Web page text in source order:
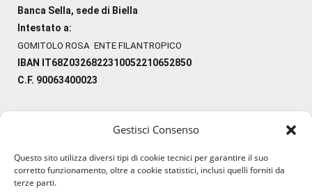
Gestisci Consenso
Questo sito utilizza diversi tipi di cookie tecnici per garantire il suo
corretto funzionamento, oltre a cookie statistici, inclusi quelli forniti da
terze parti.
Banca Sella, sede di Biella
Intestato a:
GOMITOLO ROSA ENTE FILANTROPICO
IBAN IT68Z0326822310052210652850
C.F. 90063400023
#lanaterapia